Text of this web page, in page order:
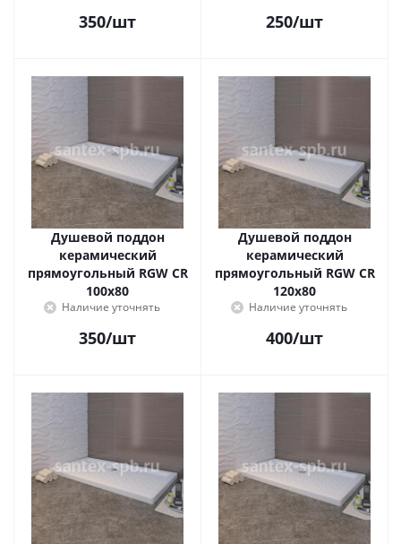
350/шт 250/шт
Душевой поддон
керамический
прямоугольный RGW CR
100x80
Наличие уточнять
350/шт
Душевой поддон
керамический
прямоугольный RGW CR
120x80
Наличие уточнять
400/шт